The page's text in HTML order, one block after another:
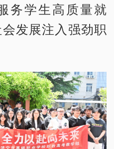
务学生高质量就
发展注入强劲职